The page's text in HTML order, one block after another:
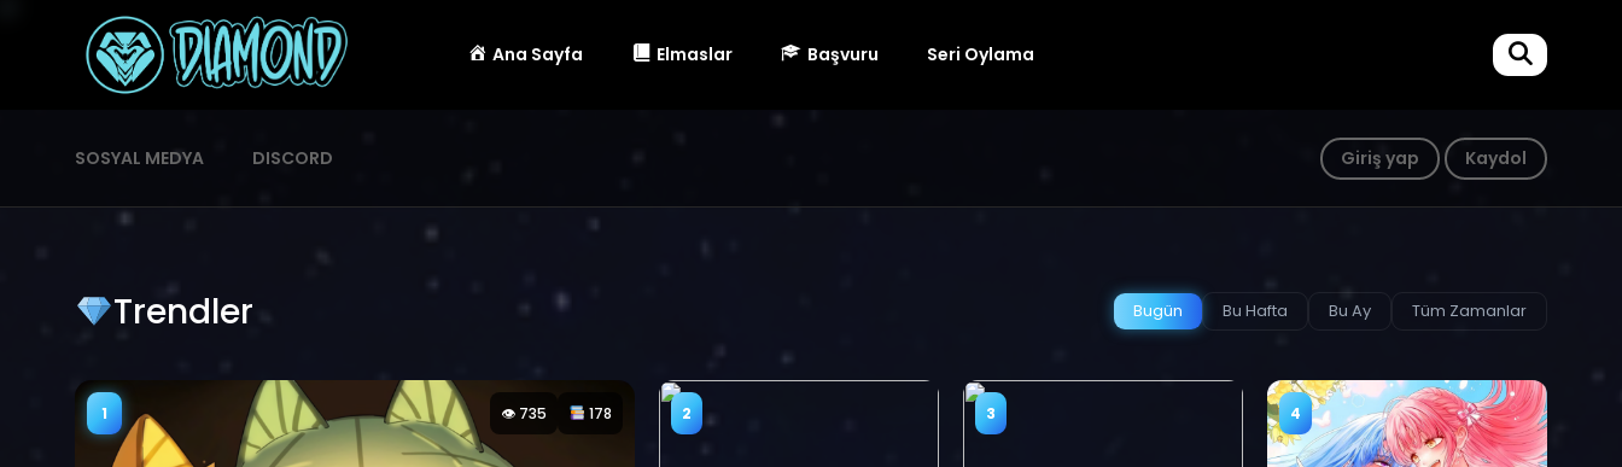
Ana Sayfa Elmaslar Başvuru Seri Oylama
SOSYAL MEDYA DISCORD Giriş yap Kaydol
Trendler Bugün Bu Hafta Bu Ay Tüm Zamanlar
1 👁 735 178 2 3 4